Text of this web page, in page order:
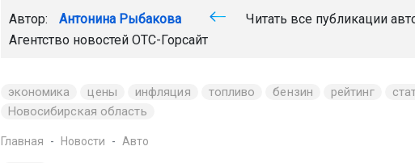
Автор: Антонина Рыбакова
Читать все публикации
Агентство новостей ОТС-Горсайт
экономика цены инфляция топливо бензин рейтинг
Новосибирская область
Главная Новости Авто